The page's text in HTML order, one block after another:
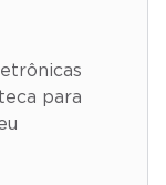
para